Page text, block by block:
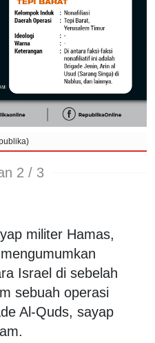
2 / 3
militer Hamas,
Israel di sebelah
sebuah operasi
Al-Quds, sayap